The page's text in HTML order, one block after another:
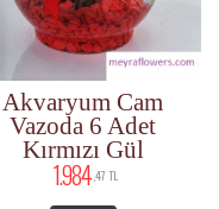
Akvaryum Cam
Vazoda 6 Adet
Kırmızı Gül
1.984 ,47 TL